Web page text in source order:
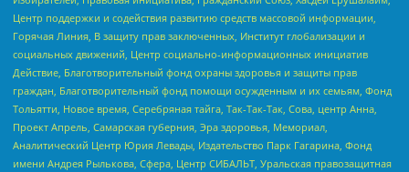
Центр поддержки и содействия развитию средств массовой информации,
Горячая Линия, В защиту прав заключенных, Институт глобализации и
социальных движений, Центр социально-информационных инициатив
Действие, Благотворительный фонд охраны здоровья и защиты прав
граждан, Благотворительный фонд помощи осужденным и их семьям, Фонд
Тольятти, Новое время, Серебряная тайга, Так-Так-Так, Сова, центр Анна,
Проект Апрель, Самарская губерния, Эра здоровья, Мемориал,
Аналитический Центр Юрия Левады, Издательство Парк Гагарина, Фонд
имени Андрея Рылькова, Сфера, Центр СИБАЛЬТ, Уральская правозащитная